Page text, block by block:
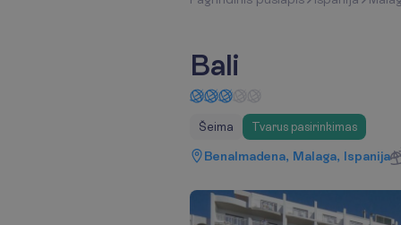
Bali
Šeima Tvarus pasirinkimas
Benalmadena, Malaga, Ispanija